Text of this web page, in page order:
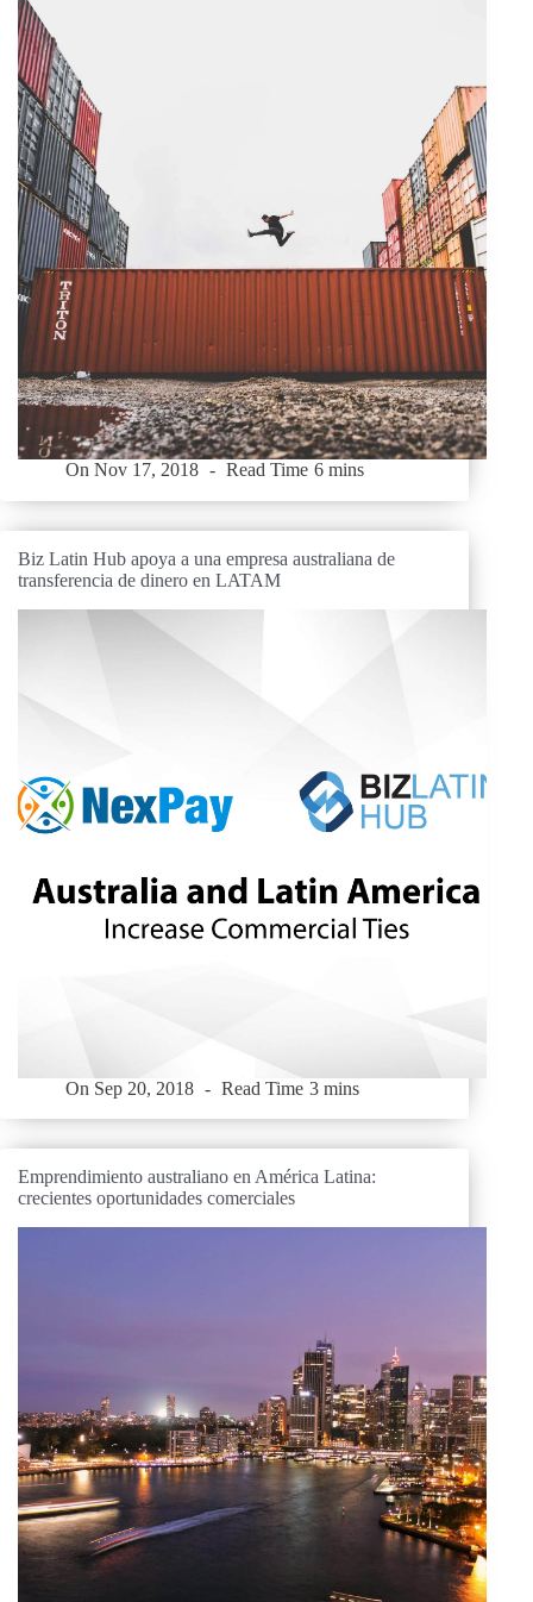
On Nov 17, 2018 Read Time 6 mins
Biz Latin Hub apoya a una empresa australiana de
transferencia de dinero en LATAM
On Sep 20, 2018 Read Time 3 mins
Emprendimiento australiano en América Latina:
crecientes oportunidades comerciales